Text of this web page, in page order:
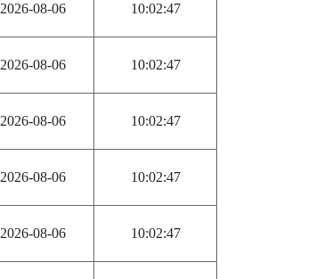
2026-08-06 10:02:47
2026-08-06 10:02:47
2026-08-06 10:02:47
2026-08-06 10:02:47
2026-08-06 10:02:47